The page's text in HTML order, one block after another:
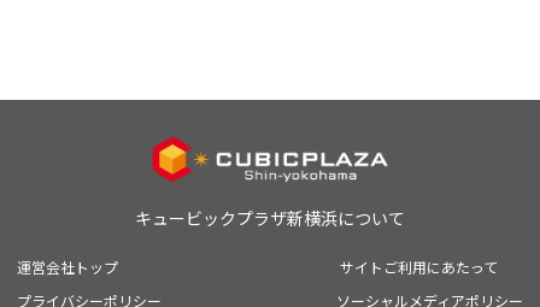
キュービックプラザ新横浜について
運営会社トップ
サイトご利用にあたって
プライバシーポリシー
ソーシャルメディアポリシー